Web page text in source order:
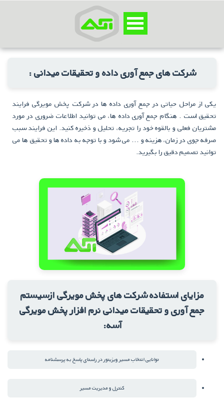
شرکت های جمع آوری داده و تحقیقات میدانی :
یکی از مراحل حیاتی در جمع آوری داده ها در شرکت پخش مویرگی فرایند
تحقیق است . هنگام جمع آوری داده ها، می توانید اطلاعات ضروری در مورد
مشتریان فعلی و بالقوه خود را تجریه، تحلیل و ذخیره کنید. این فرایند سبب
صرفه جوی در زمان، هزینه و ... می شود و با توجه به داده ها و تحقیق ها می
توانید تصمیم دقیق را بگیرید.
مزایای استفاده شرکت های پخش مویرگی ازسیستم
جمع آوری و تحقیقات میدانی نرم افزار پخش مویرگی
آسه:
توانایی انتخاب مسیر ویزیتور در راستای پاسخ به پرسشنامه
کنترل و مدیریت مسیر